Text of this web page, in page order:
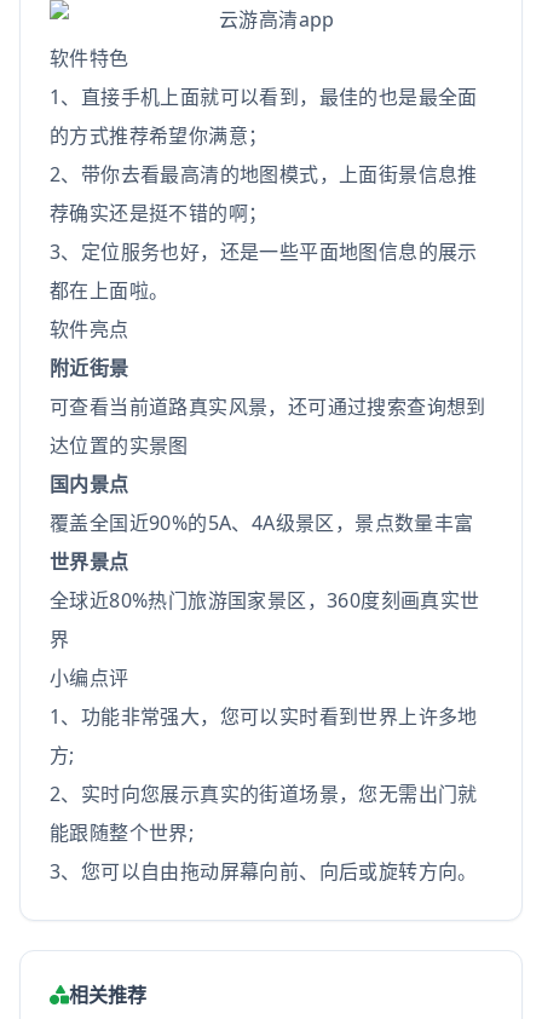
软件特色
1、直接手机上面就可以看到，最佳的也是最全面
的方式推荐希望你满意；
2、带你去看最高清的地图模式，上面街景信息推
荐确实还是挺不错的啊；
3、定位服务也好，还是一些平面地图信息的展示
都在上面啦。
软件亮点
附近街景
可查看当前道路真实风景，还可通过搜索查询想到
达位置的实景图
国内景点
覆盖全国近90%的5A、4A级景区，景点数量丰富
世界景点
全球近80%热门旅游国家景区，360度刻画真实世
界
小编点评
1、功能非常强大，您可以实时看到世界上许多地
方;
2、实时向您展示真实的街道场景，您无需出门就
能跟随整个世界;
3、您可以自由拖动屏幕向前、向后或旋转方向。
相关推荐